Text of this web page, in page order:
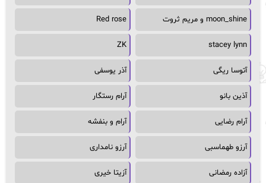
moon_shine و مریم ثروت Red rose
stacey lynn
ZK
آتوسا ریگی آذر یوسفی
آذین بانو آرام رستگار
آرام رضایی آرام و بنفشه
آرزو طهماسبی آرزو نامداری
آزاده رمضانی آزیتا خیری